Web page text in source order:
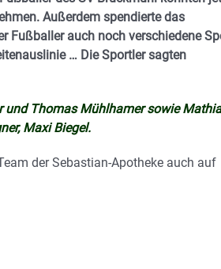
Außerdem spendierte das
Fußballer auch noch verschiedene
… Die Sportler sagten
und Thomas Mühlhamer sowie
Maxi Biegel.
der Sebastian-Apotheke auch auf